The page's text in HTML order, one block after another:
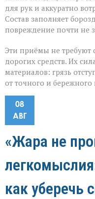
для рук и аккуратно
Состав заполняет
повреждение почти не
Эти приёмы не требуют
дорогих средств. Их
материалов: грязь
от точного и
08
АВГ
«Жара не
как уберечь